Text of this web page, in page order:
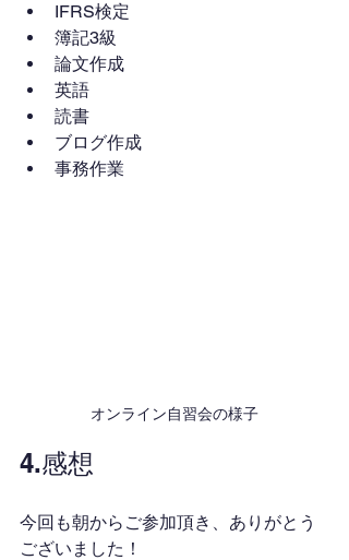
IFRS検定
簿記3級
論文作成
英語
読書
ブログ作成
事務作業
オンライン自習会の様子
4.感想
今回も朝からご参加頂き、ありがとう
ございました！